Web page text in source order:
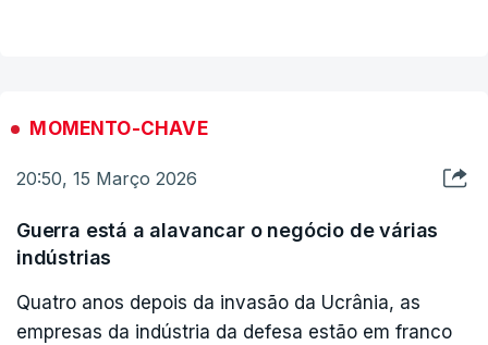
MOMENTO-CHAVE
20:50, 15 Março 2026
Guerra está a alavancar o negócio de várias
indústrias
Quatro anos depois da invasão da Ucrânia, as
empresas da indústria da defesa estão em franco